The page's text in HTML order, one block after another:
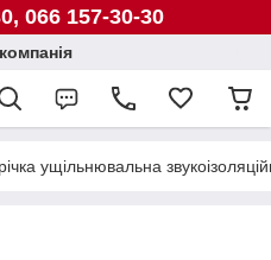
066 157-30-30
ущільнювальна